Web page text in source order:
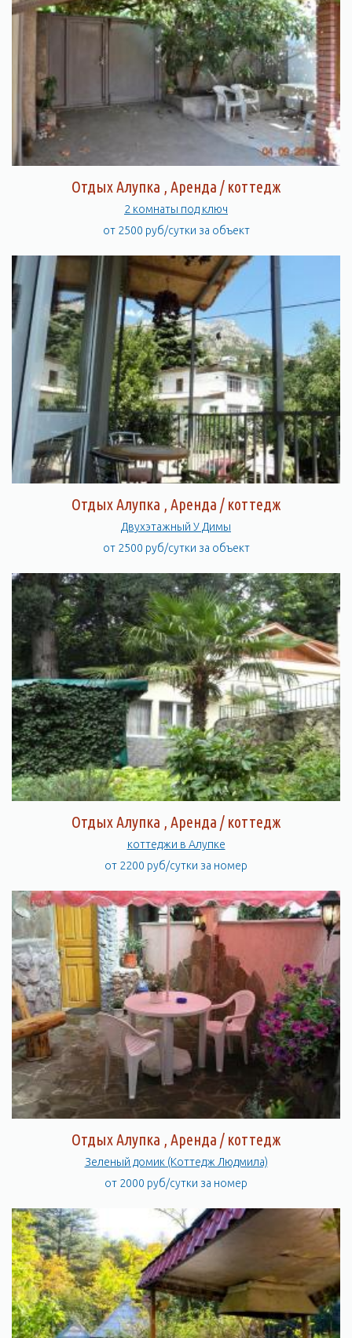
Отдых Алупка , Аренда / коттедж
2 комнаты под ключ
от 2500 руб/сутки за объект
Отдых Алупка , Аренда / коттедж
Двухэтажный У Димы
от 2500 руб/сутки за объект
Отдых Алупка , Аренда / коттедж
коттеджи в Алупке
от 2200 руб/сутки за номер
Отдых Алупка , Аренда / коттедж
Зеленый домик (Коттедж Людмила)
от 2000 руб/сутки за номер